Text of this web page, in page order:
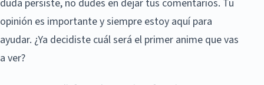
duda persiste, no dudes en dejar tus comentarios. Tu
opinión es importante y siempre estoy aquí para
ayudar. ¿Ya decidiste cuál será el primer anime que vas
a ver?